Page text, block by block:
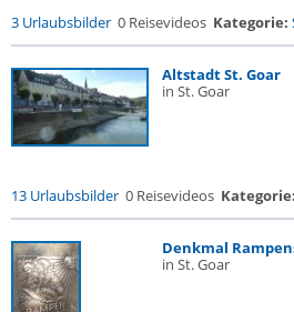
3 Urlaubsbilder 0 Reisevideos Kategorie:
Altstadt St. Goar
in St. Goar
13 Urlaubsbilder 0 Reisevideos Kategorie:
Denkmal
in St. Goar